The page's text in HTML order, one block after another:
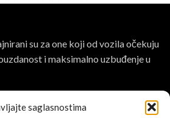
saglasnostima
su za one koji od vozila očekuju
i maksimalno uzbuđenje u